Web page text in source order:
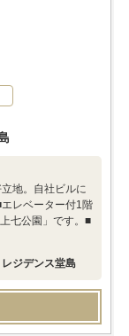
地。自社ビルに
レベーター付1階
七公園」です。■
ジデンス堂島